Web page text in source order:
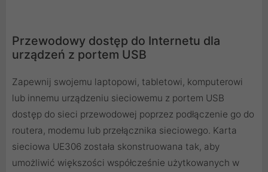
Przewodowy dostęp do Internetu dla
urządzeń z portem USB
Zapewnij swojemu laptopowi, tabletowi, komputerowi
lub innemu urządzeniu sieciowemu z portem USB
dostęp do sieci przewodowej poprzez podłączenie go do
routera, modemu lub przełącznika sieciowego. Karta
sieciowa UE306 została skonstruowana tak, aby
umożliwić większości współcześnie użytkowanych w